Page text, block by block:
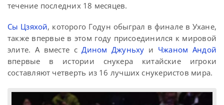
течение последних 18 месяцев.
Сы Цзяхой, которого Годун обыграл в финале в Ухане,
также впервые в этом году присоединился к мировой
элите. А вместе сДином Джуньху и Чжаном Андой
впервые в истории снукера китайские игроки
составляют четверть из 16 лучших снукеристов мира.